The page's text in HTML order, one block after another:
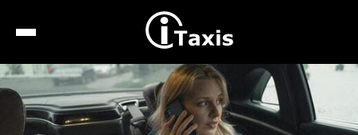
Recherche
Calcul de tarif